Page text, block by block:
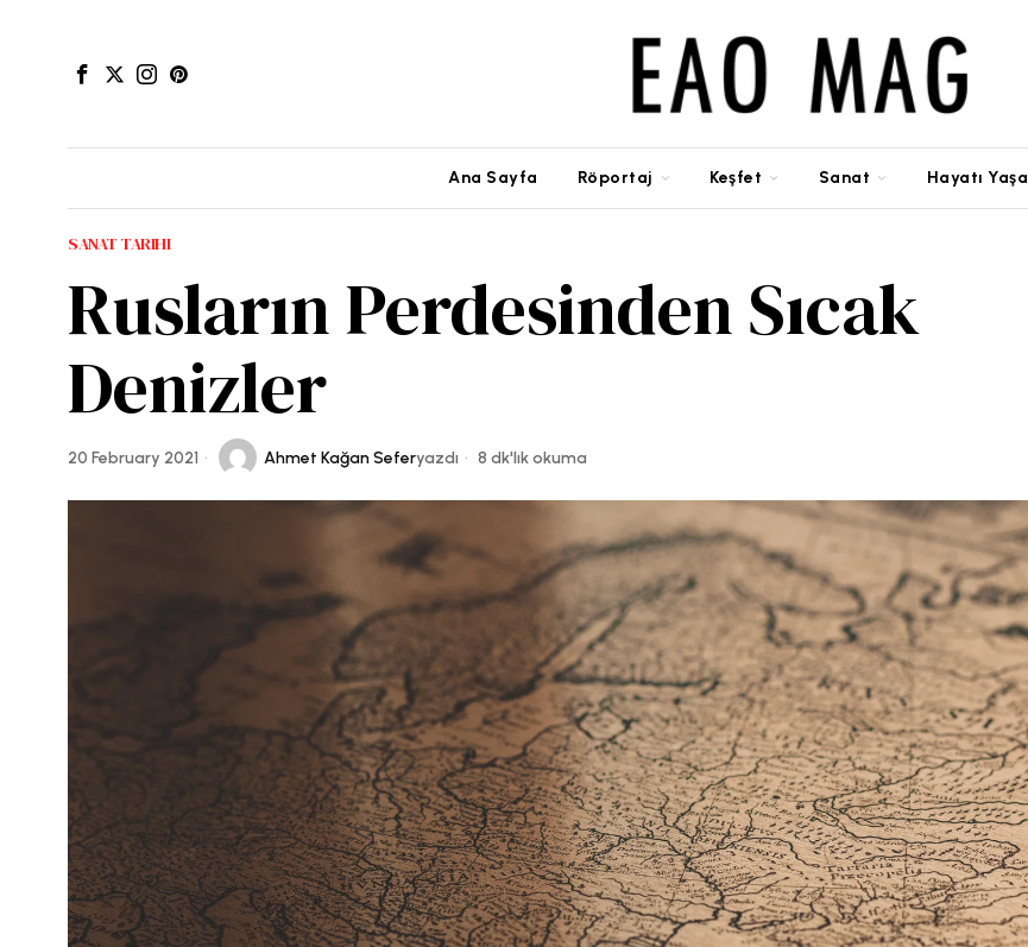
Ana Sayfa Röportaj Keşfet Sanat Hayatı Yaşa
SANAT TARIHI
Rusların Perdesinden Sıcak
Denizler
20 February 2021 Ahmet Kağan Seferyazdı 8 dk'lık okuma